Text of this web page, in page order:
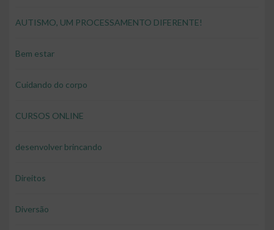
AUTISMO, UM PROCESSAMENTO DIFERENTE!
Bem estar
Cuidando do corpo
CURSOS ONLINE
desenvolver brincando
Direitos
Diversão